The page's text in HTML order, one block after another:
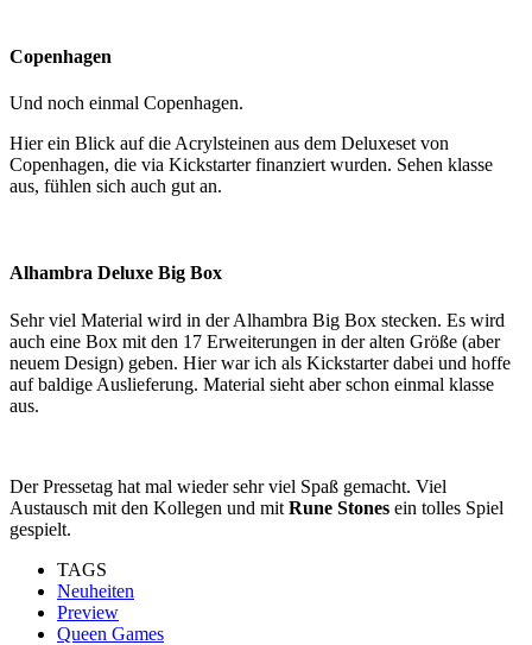
Copenhagen
Und noch einmal Copenhagen.
Hier ein Blick auf die Acrylsteinen aus dem Deluxeset von
Copenhagen, die via Kickstarter finanziert wurden. Sehen klasse
aus, fühlen sich auch gut an.
Alhambra Deluxe Big Box
Sehr viel Material wird in der Alhambra Big Box stecken. Es wird
auch eine Box mit den 17 Erweiterungen in der alten Größe (aber
neuem Design) geben. Hier war ich als Kickstarter dabei und hoffe
auf baldige Auslieferung. Material sieht aber schon einmal klasse
aus.
Der Pressetag hat mal wieder sehr viel Spaß gemacht. Viel
Austausch mit den Kollegen und mit Rune Stones ein tolles Spiel
gespielt.
TAGS
Neuheiten
Preview
Queen Games